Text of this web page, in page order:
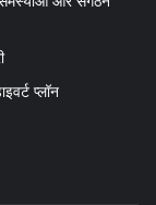
प्लॉन